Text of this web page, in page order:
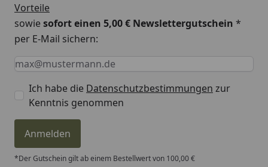
Vorteile
sowiesofort einen 5,00 € Newslettergutschein *
per E-Mail sichern:
Keine Eingabe erforderlich
Eingabe erforderlich
E-Mail *
Ich habe die Datenschutzbestimmungen zur
Kenntnis genommen
Anmelden
*Der Gutschein gilt ab einem Bestellwert von 100,00 €